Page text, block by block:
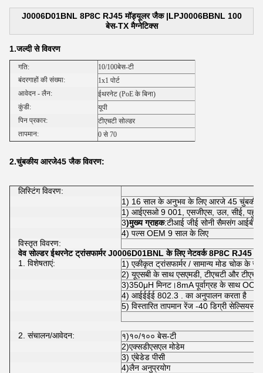
J0006D01BNL 8P8C RJ45 मॉड्यूलर जैक |LPJ0006BBNL 100
बेस-TX मैग्नेटिक्स
1.जल्दी से विवरण
गति:
10/100बेस-टी
बंदरगाहों की संख्या:
1x1 पोर्ट
आवेदन - लैन:
ईथरनेट (PoE के बिना)
कुंडी:
यूपी
पिन प्रकार:
टीएचटी सोल्डर
तापमान:
0 से 70
2.चुंबकीय आरजे45 जैकविवरण:
लिस्टिंग विवरण:
1) 16 साल के अनुभव के लिए आरजे 45 चुंबकीय
1) आईएसओ 9 001, एसजीएस, उल, सीई, पहुंच
3)मुख्य ग्राहक:टीआई जीई सोनी सैमसंग
4) पल्स OEM 9 साल के लिए
विस्तृत विवरण:
वेव सोल्डरईथरनेट ट्रांसफार्मर J0006D01BNL के लिए नेटवर्क 8P8C RJ45
1. विशेषताएं:
1) एकीकृत ट्रांसफार्मर / सामान्य मोड चोक के
2) यूएसबी के साथ एसएमडी, टीएचटी और
3)350μH मिनट।8mA पूर्वाग्रह के साथ OCL
4) आईईईई 802.3 . का अनुपालन करता है
5) विस्तारित तापमान रेंज -40 डिग्री
2. संचालन/आवेदन:
१)१०/१०० बेस-टी
2)एक्सडीएसएल मोडेम
3) एंबेडेड पीसी
4)लैन अनुप्रयोग